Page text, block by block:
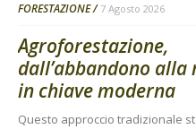
FORESTAZIONE 7 Agosto 2026
Agroforestazione,
dall’abbandono
in chiave moderna
Questo approccio tradizionale